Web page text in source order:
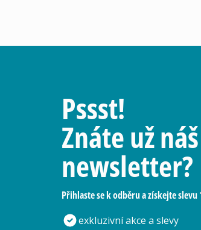
Pssst!
Znáte už náš
newsletter?
Přihlaste se k odběru a získejte slevu
exkluzivní akce a slevy